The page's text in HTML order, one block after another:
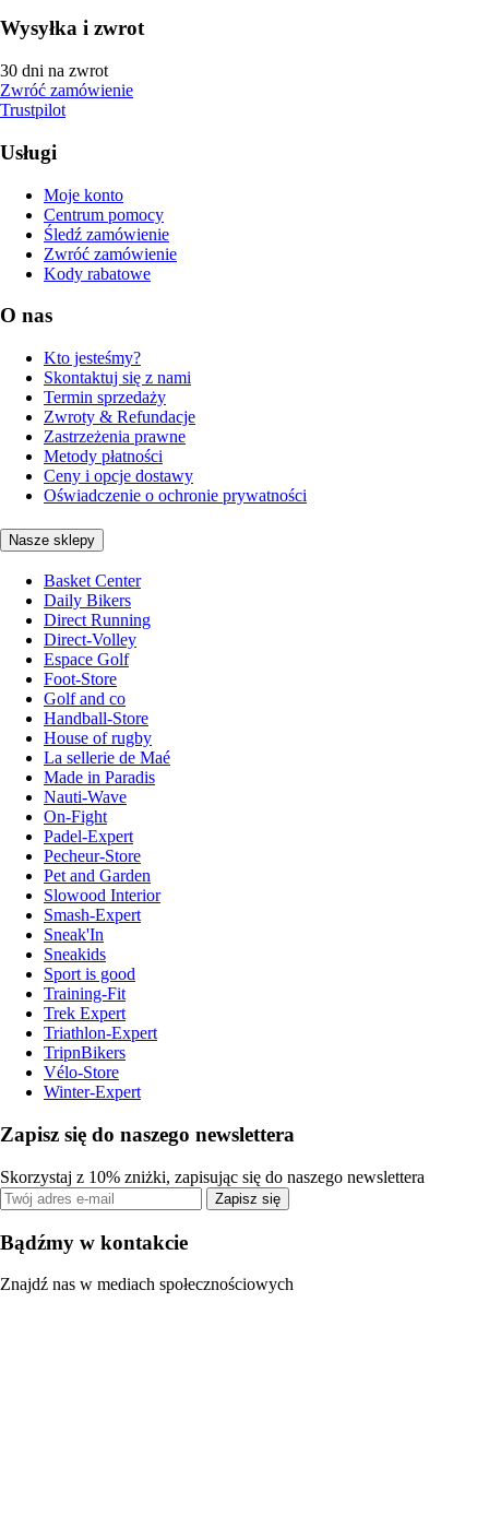
Wysyłka i zwrot
30 dni na zwrot
Zwróć zamówienie
Trustpilot
Usługi
Moje konto
Centrum pomocy
Śledź zamówienie
Zwróć zamówienie
Kody rabatowe
O nas
Kto jesteśmy?
Skontaktuj się z nami
Termin sprzedaży
Zwroty & Refundacje
Zastrzeżenia prawne
Metody płatności
Ceny i opcje dostawy
Oświadczenie o ochronie prywatności
Nasze sklepy
Basket Center
Daily Bikers
Direct Running
Direct-Volley
Espace Golf
Foot-Store
Golf and co
Handball-Store
House of rugby
La sellerie de Maé
Made in Paradis
Nauti-Wave
On-Fight
Padel-Expert
Pecheur-Store
Pet and Garden
Slowood Interior
Smash-Expert
Sneak'In
Sneakids
Sport is good
Training-Fit
Trek Expert
Triathlon-Expert
TripnBikers
Vélo-Store
Winter-Expert
Zapisz się do naszego newslettera
Skorzystaj z 10% zniżki, zapisując się do naszego newslettera
Zapisz się
Bądźmy w kontakcie
Znajdź nas w mediach społecznościowych